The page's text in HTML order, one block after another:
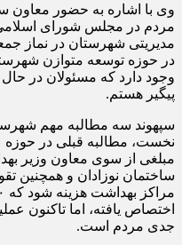
وی با اشاره به حضور معاون
مردم در مجلس شورای
مدیریتی شهرستان در نماز
در حوزه توسعه متوازن
وجود دارد که مسئولان در حال
پیگیر هستم.
سپهوند سه مطالبه مهم
نخست، مطالبه قبلی در
مبلغی از سوی معاون وزیر
ساختمان نوزادان و همچنین
اختصاص یافته، اما تاکنون
جدی مردم است.